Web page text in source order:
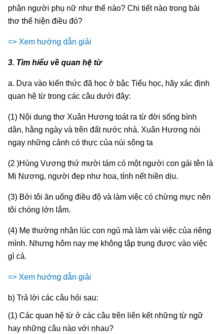
phận người phụ nữ như thế nào? Chi tiết nào trong bài
thơ thể hiện điều đó?
=> Xem hướng dẫn giải
3. Tìm hiểu về quan hệ từ
a. Dựa vào kiến thức đã học ở bậc Tiểu học, hãy xác định
quan hệ từ trong các câu dưới đây:
(1) Nội dung thơ Xuân Hương toát ra từ đời sống bình
dân, hằng ngày và trên đất nước nhà. Xuân Hương nói
ngay những cảnh có thực của núi sông ta
(2 )Hùng Vương thứ mười tám có một người con gái tên là
Mị Nương, người đẹp như hoa, tính nết hiền dịu.
(3) Bởi tôi ăn uống điều độ và làm việc có chừng mực nên
tôi chóng lớn lắm.
(4) Mẹ thường nhân lúc con ngủ mà làm vài việc của riêng
mình. Nhưng hôm nay mẹ không tập trung được vào việc
gì cả.
=> Xem hướng dẫn giải
b) Trả lời các câu hỏi sau:
(1) Các quan hệ từ ở các câu trên liên kết những từ ngữ
hay những câu nào với nhau?